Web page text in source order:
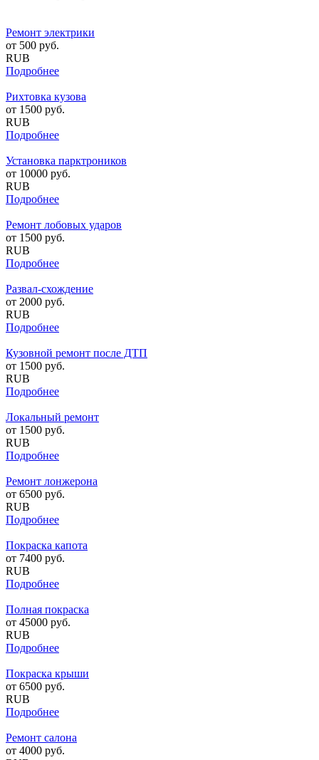
Ремонт электрики
от 500 руб.
RUB
Подробнее
Рихтовка кузова
от 1500 руб.
RUB
Подробнее
Установка парктроников
от 10000 руб.
RUB
Подробнее
Ремонт лобовых ударов
от 1500 руб.
RUB
Подробнее
Развал-схождение
от 2000 руб.
RUB
Подробнее
Кузовной ремонт после ДТП
от 1500 руб.
RUB
Подробнее
Локальный ремонт
от 1500 руб.
RUB
Подробнее
Ремонт лонжерона
от 6500 руб.
RUB
Подробнее
Покраска капота
от 7400 руб.
RUB
Подробнее
Полная покраска
от 45000 руб.
RUB
Подробнее
Покраска крыши
от 6500 руб.
RUB
Подробнее
Ремонт салона
от 4000 руб.